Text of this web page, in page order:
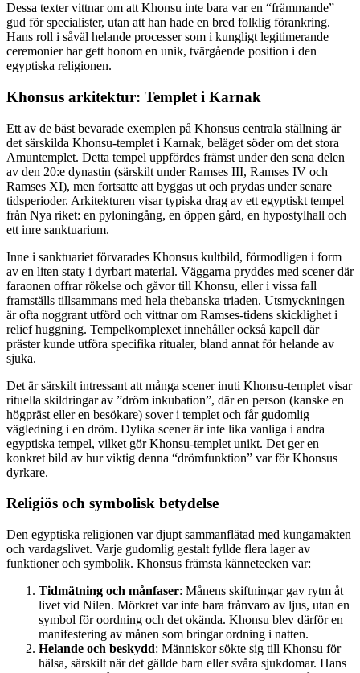
Dessa texter vittnar om att Khonsu inte bara var en “främmande”
gud för specialister, utan att han hade en bred folklig förankring.
Hans roll i såväl helande processer som i kungligt legitimerande
ceremonier har gett honom en unik, tvärgående position i den
egyptiska religionen.
Khonsus arkitektur: Templet i Karnak
Ett av de bäst bevarade exemplen på Khonsus centrala ställning är
det särskilda Khonsu-templet i Karnak, beläget söder om det stora
Amuntemplet. Detta tempel uppfördes främst under den sena delen
av den 20:e dynastin (särskilt under Ramses III, Ramses IV och
Ramses XI), men fortsatte att byggas ut och prydas under senare
tidsperioder. Arkitekturen visar typiska drag av ett egyptiskt tempel
från Nya riket: en pyloningång, en öppen gård, en hypostylhall och
ett inre sanktuarium.
Inne i sanktuariet förvarades Khonsus kultbild, förmodligen i form
av en liten staty i dyrbart material. Väggarna pryddes med scener där
faraonen offrar rökelse och gåvor till Khonsu, eller i vissa fall
framställs tillsammans med hela thebanska triaden. Utsmyckningen
är ofta noggrant utförd och vittnar om Ramses-tidens skicklighet i
relief huggning. Tempelkomplexet innehåller också kapell där
präster kunde utföra specifika ritualer, bland annat för helande av
sjuka.
Det är särskilt intressant att många scener inuti Khonsu-templet visar
rituella skildringar av ”dröm inkubation”, där en person (kanske en
högpräst eller en besökare) sover i templet och får gudomlig
vägledning i en dröm. Dylika scener är inte lika vanliga i andra
egyptiska tempel, vilket gör Khonsu-templet unikt. Det ger en
konkret bild av hur viktig denna “drömfunktion” var för Khonsus
dyrkare.
Religiös och symbolisk betydelse
Den egyptiska religionen var djupt sammanflätad med kungamakten
och vardagslivet. Varje gudomlig gestalt fyllde flera lager av
funktioner och symbolik. Khonsus främsta kännetecken var:
Tidmätning och månfaser: Månens skiftningar gav rytm åt
livet vid Nilen. Mörkret var inte bara frånvaro av ljus, utan en
symbol för oordning och det okända. Khonsu blev därför en
manifestering av månen som bringar ordning i natten.
Helande och beskydd: Människor sökte sig till Khonsu för
hälsa, särskilt när det gällde barn eller svåra sjukdomar. Hans